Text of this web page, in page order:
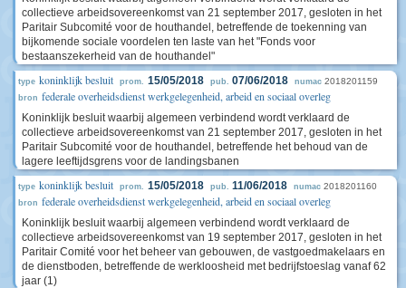
collectieve arbeidsovereenkomst van 21 september 2017, gesloten in het
Paritair Subcomité voor de houthandel, betreffende de toekenning van
bijkomende sociale voordelen ten laste van het "Fonds voor
bestaanszekerheid van de houthandel"
type koninklijk besluit prom. 15/05/2018 pub. 07/06/2018 numac 2018201159
bron federale overheidsdienst werkgelegenheid, arbeid en sociaal overleg
Koninklijk besluit waarbij algemeen verbindend wordt verklaard de
collectieve arbeidsovereenkomst van 21 september 2017, gesloten in het
Paritair Subcomité voor de houthandel, betreffende het behoud van de
lagere leeftijdsgrens voor de landingsbanen
type koninklijk besluit prom. 15/05/2018 pub. 11/06/2018 numac 2018201160
bron federale overheidsdienst werkgelegenheid, arbeid en sociaal overleg
Koninklijk besluit waarbij algemeen verbindend wordt verklaard de
collectieve arbeidsovereenkomst van 19 september 2017, gesloten in het
Paritair Comité voor het beheer van gebouwen, de vastgoedmakelaars en
de dienstboden, betreffende de werkloosheid met bedrijfstoeslag vanaf 62
jaar (1)